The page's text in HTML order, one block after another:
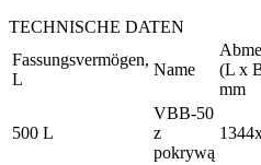
TECHNISCHE DATEN
Fassungsvermögen,
L
Name
(L x
mm
500 L
VBB-50
z
pokrywą